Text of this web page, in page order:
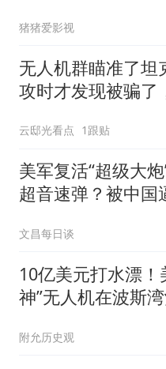
猪猪爱影视
无人机群瞄准了坦
攻时才发现被骗了
云邸光看点 1跟贴
美军复活“超级大
超音速弹？被中国
文昌每日谈
10亿美元打水漂！
神”无人机在波斯
附允历史观